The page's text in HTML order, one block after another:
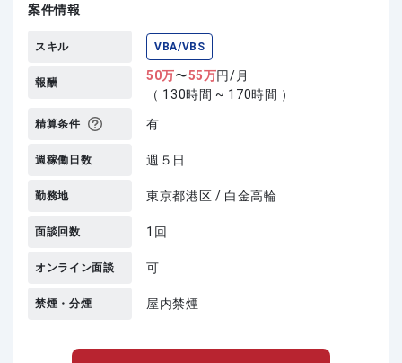
案件情報
スキル VBA/VBS
報酬 50万〜55万円/月
（ 130時間 ~ 170時間 ）
精算条件 有
週稼働日数 週５日
勤務地 東京都港区 / 白金高輪
面談回数 1回
オンライン面談 可
禁煙・分煙 屋内禁煙